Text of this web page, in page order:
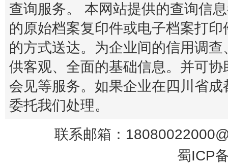
查询服务。 本网站提供的查询信
的原始档案复印件或电子档案打
的方式送达。为企业间的信用调
供客观、全面的基础信息。并可
会见等服务。如果企业在四川省
委托我们处理。
联系邮箱：
蜀ICP